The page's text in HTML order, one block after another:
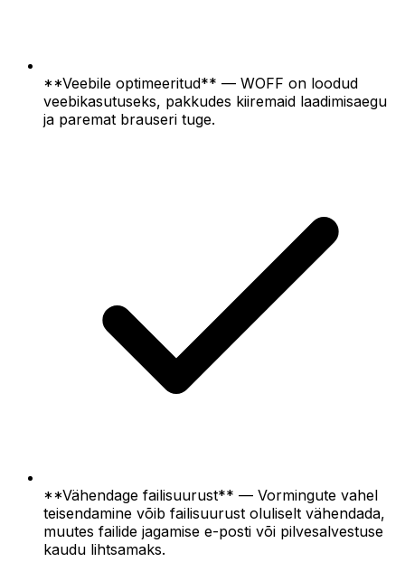
**Veebile optimeeritud** — WOFF on loodud
veebikasutuseks, pakkudes kiiremaid laadimisaegu
ja paremat brauseri tuge.
**Vähendage failisuurust** — Vormingute vahel
teisendamine võib failisuurust oluliselt vähendada,
muutes failide jagamise e-posti või pilvesalvestuse
kaudu lihtsamaks.